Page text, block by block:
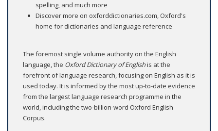
spelling, and much more
Discover more on oxforddictionaries.com, Oxford's
home for dictionaries and language reference
The foremost single volume authority on the English
language, the Oxford Dictionary of Englishis at the
forefront of language research, focusing on English as it is
used today. It is informed by the most up-to-date evidence
from the largest language research programme in the
world, including the two-billion-word Oxford English
Corpus.